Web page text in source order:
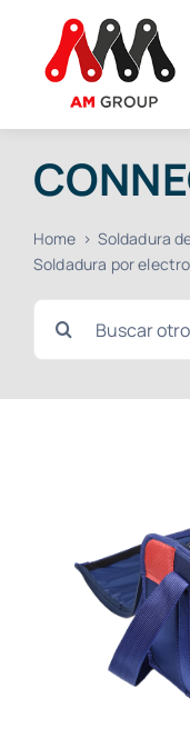
contenido
Home
Soldadura
Soldadura por
Buscar: